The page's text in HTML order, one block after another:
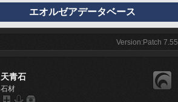
エオルゼアデータベース
Version:Patch 7.55
天青石
石材